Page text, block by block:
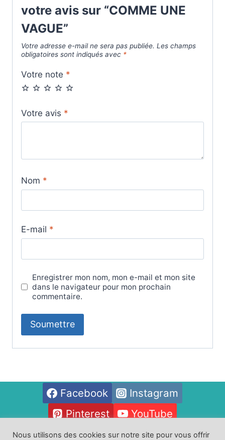
votre avis sur “COMME UNE
VAGUE”
Votre adresse e-mail ne sera pas publiée. Les champs
obligatoires sont indiqués avec *
Votre note *
Votre avis *
Nom *
E-mail *
Enregistrer mon nom, mon e-mail et mon site
dans le navigateur pour mon prochain
commentaire.
Facebook
Instagram
Pinterest
YouTube
Nous utilisons des cookies sur notre site pour vous offrir